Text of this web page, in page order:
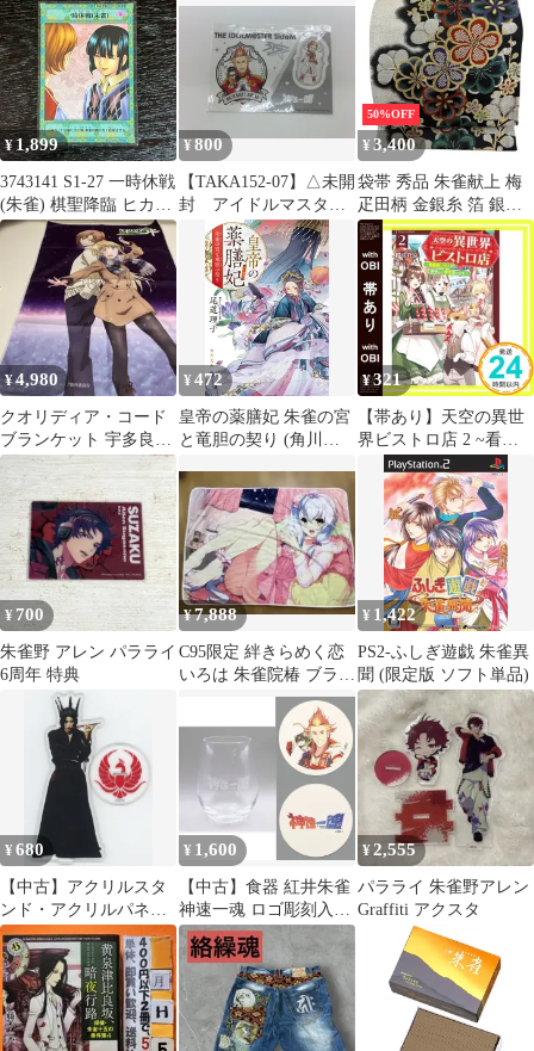
¥1,899
3743141 S1-27 一時休戦
(朱雀) 棋聖降臨 ヒカル
の碁 KONAMI スター
ターボックス トレカ
¥800
【TAKA152-07】△未開
封 アイドルマスター
SideM パッション！ア
イドルルーレット C
賞ステッカー 紅井朱
50%OFF
¥ 3,400
袋帯 秀品 朱雀献上 梅
疋田柄 金銀糸 箔 銀色
六通 正絹 【中古】
¥4,980
クオリディア・コード
ブランケット 宇多良カ
ナリア 朱雀壱弥 非売品
未使用
¥472
皇帝の薬膳妃 朱雀の宮
と竜胆の契り (角川文
¥321
【帯あり】天空の異世
界ビストロ店 2 ~看板
娘ソラノが美味しい幸
せ届けます~ (カドカワ
BOOKS) 佐倉 涼; すざ
く_07
¥ 700
朱雀野 アレン パラライ
6周年 特典
¥7,888
C95限定 絆きらめく恋
いろは 朱雀院椿 ブラン
¥ 1,422
PS2-ふしぎ遊戯 朱雀異
聞 (限定版 ソフト単品)
¥680
【中古】アクリルスタ
ンド・アクリルパネル
早乙女太一 BIGアクリ
ルスタンド 「劇団朱雀
『OMIAKASHI』」
¥ 1,600
【中古】食器 紅井朱雀
神速一魂 ロゴ彫刻入り
グラス クリア＆珪藻土
コースター2枚セット
「アイドルマスター
SideM×ガラス彫刻工房
ONO」
¥2,555
パラライ 朱雀野アレン
Graffiti アクスタ